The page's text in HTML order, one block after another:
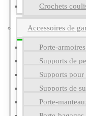
Crochets
Accessoires de
Porte-
Supports de
Supports pour
Supports de
Porte-